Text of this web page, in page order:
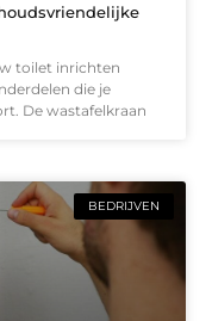
toilet inrichten
die je
De wastafelkraan
BEDRIJVEN